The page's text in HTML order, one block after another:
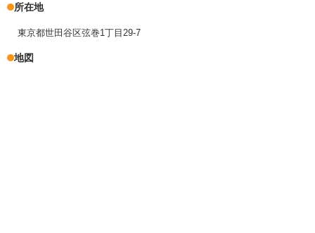
所在地
東京都世田谷区弦巻1丁目29-7
地図